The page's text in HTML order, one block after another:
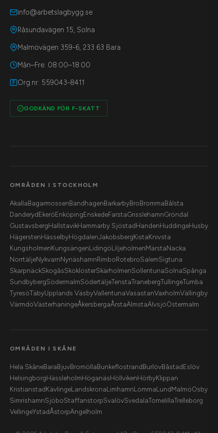
info@arbetslagbygg.se
Råsundavägen 15, Solna
Malmövägen 359-6, 233 63 Bara
Mån–Fre: 08:00–18:00
Org.nr: 559043-8411
GODKÄND FÖR F-SKATT
OMRÅDEN I STOCKHOLM
AkallaBagarmossenBandhagenBarkarbyBroBrommaBålsta
DanderydEkeröEnköpingEnskedeFarstaGrisslehamnGröndal
GustavsbergHallstavikHammarby SjöstadHandenHuddingeHusby
HägerstenHässelbyHögdalenJakobsbergKistaKnivsta
KungsholmenKungsängenLidingöLiljeholmenMärstaNacka
NorrtäljeNykvarnNynäshamnRimboRotebroSalemSigtuna
SkarpnäckSkogåsSkoklosterSkärholmenSollentunaSolnaSpånga
SundbybergSödermalmSödertäljeTenstaTranebergTullingeTumba
TyresöTäbyUpplands VäsbyVallentunaVasastanVaxholmVällingby
VärmdöVästerhaningeÅkersbergaÅrstaÄlmstaÄlvsjöÖstermalm
OMRÅDEN I SKÅNE
Hela SkåneBaraBjuvBromöllaBunkeflostrandBurlövBåstadEslöv
HelsingborgHässleholmHöganäsHöllvikenHörbyKlippan
KristianstadKävlingeLandskronaLimhamnLommaLundMalmöOsby
SimrishamnSjöboStaffanstorpSvalövSvedalaTomelillaTrelleborg
VellingeYstadÅstorpÄngelholm